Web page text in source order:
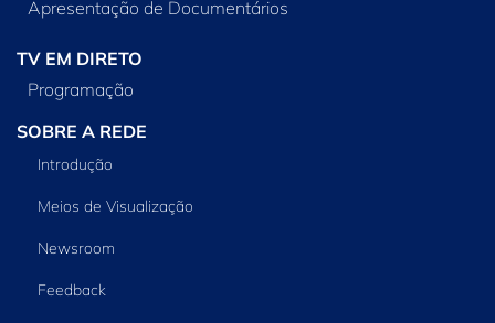
Apresentação de Documentários
TV EM DIRETO
Programação
SOBRE A REDE
Introdução
Meios de Visualização
Newsroom
Feedback